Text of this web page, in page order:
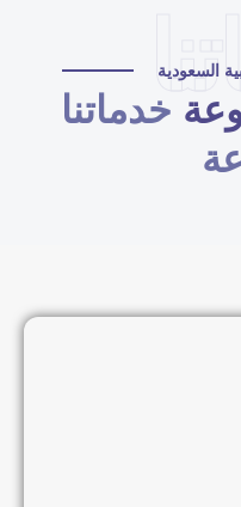
السعودية
خدماتنا